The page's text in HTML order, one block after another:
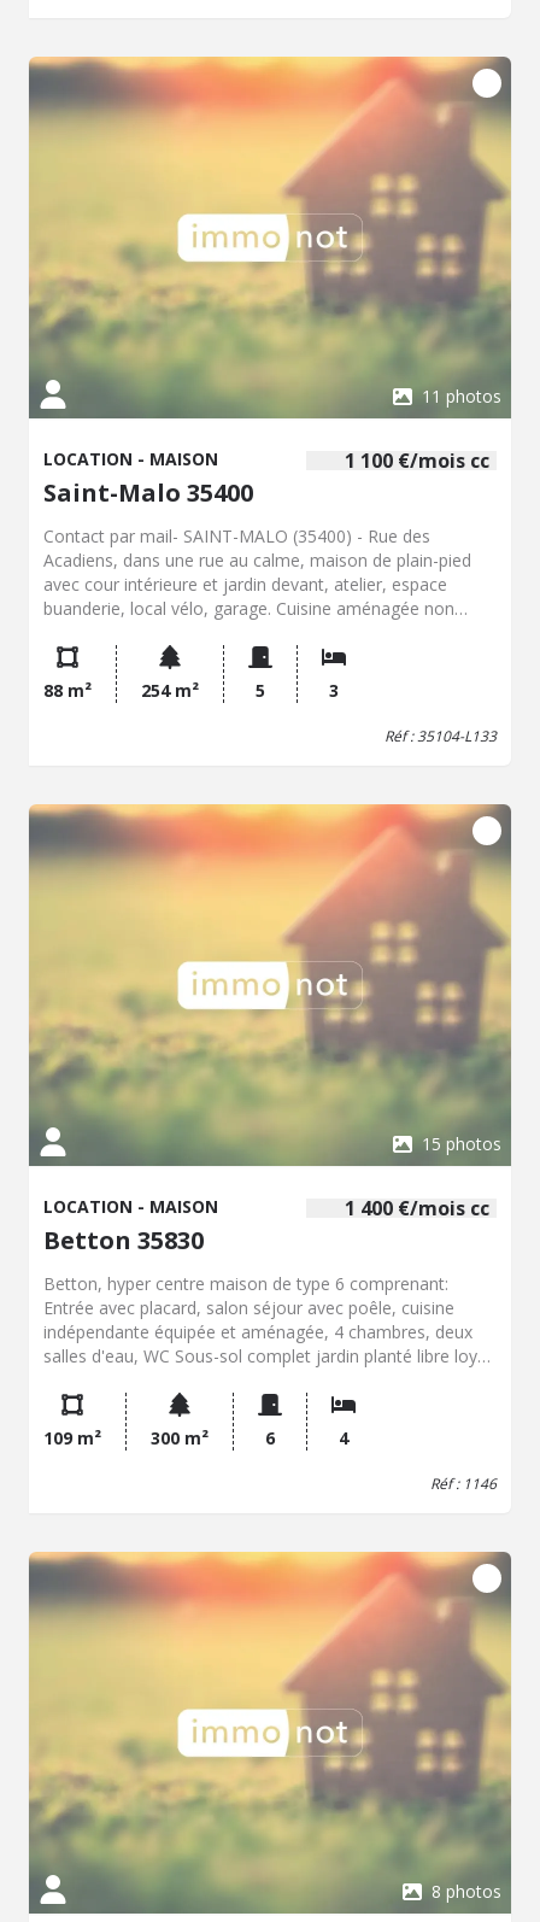
pompe à chaleur. Loyer mensuel : 1 100 € hors charges.
Charges mensuelles : 20 €. LIBRE AU 1er septembre 2026
Diagnostic de Performance Énergétique : -
Consommation énergétique : A, 30 kWh/m²/an -
Émissions de gaz à effet de serre : A, 1 kg CO2/m²/an
11 photos
1 100 €/mois cc
LOCATION - MAISON
Saint-Malo 35400
Contact par mail- SAINT-MALO (35400) - Rue des
Acadiens, dans une rue au calme, maison de plain-pied
avec cour intérieure et jardin devant, atelier, espace
buanderie, local vélo, garage. Cuisine aménagée non
d'eau, bureau, wc séparés. Chauffage gaz. Volets
électriques. LIBRE au 25/09/26. Loyer hors charges: 1080
euros; provisions sur charges (taxe enlèvement ordures
ménagères): 20€ ; dépôt de garantie : 1080€ ; honoraires
88 m² 254 m² 5 3
Réf : 35104-L133
15 photos
1 400 €/mois cc
LOCATION - MAISON
Betton 35830
Betton, hyper centre maison de type 6 comprenant:
Entrée avec placard, salon séjour avec poêle, cuisine
indépendante équipée et aménagée, 4 chambres, deux
salles d'eau, WC Sous-sol complet jardin planté libre loyer
109 m² 300 m² 6 4
Réf : 1146
8 photos